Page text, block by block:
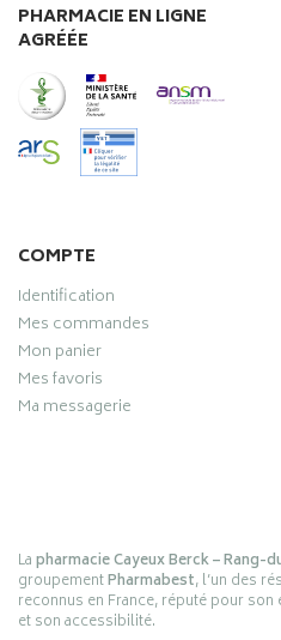
PHARMACIE EN LIGNE
AGRÉÉE
COMPTE
Identification
Mes commandes
Mon panier
Mes favoris
Ma messagerie
Lapharmacie Cayeux Berck – Rang-
groupementPharmabest, l’un des
reconnus en France, réputé pour
et son accessibilité.